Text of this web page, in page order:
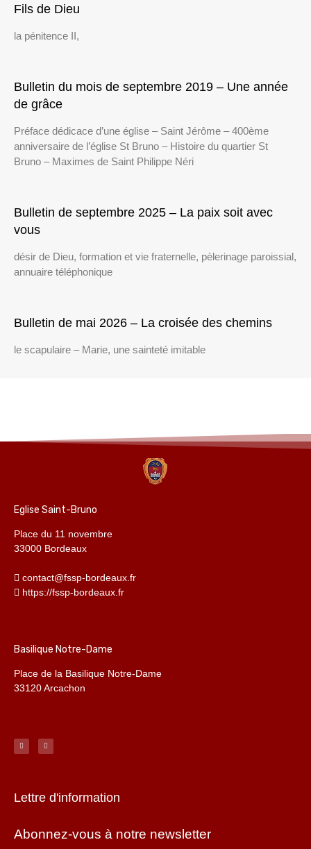
Fils de Dieu
la pénitence II,
Bulletin du mois de septembre 2019 – Une année
de grâce
Préface dédicace d’une église – Saint Jérôme – 400ème
anniversaire de l’église St Bruno – Histoire du quartier St
Bruno – Maximes de Saint Philippe Néri
Bulletin de septembre 2025 – La paix soit avec
vous
désir de Dieu, formation et vie fraternelle, pèlerinage paroissial,
annuaire téléphonique
Bulletin de mai 2026 – La croisée des chemins
le scapulaire – Marie, une sainteté imitable
Eglise Saint-Bruno
Place du 11 novembre
33000 Bordeaux
contact@fssp-bordeaux.fr
https://fssp-bordeaux.fr
Basilique Notre-Dame
Place de la Basilique Notre-Dame
33120 Arcachon
Lettre d'information
Abonnez-vous à notre newsletter